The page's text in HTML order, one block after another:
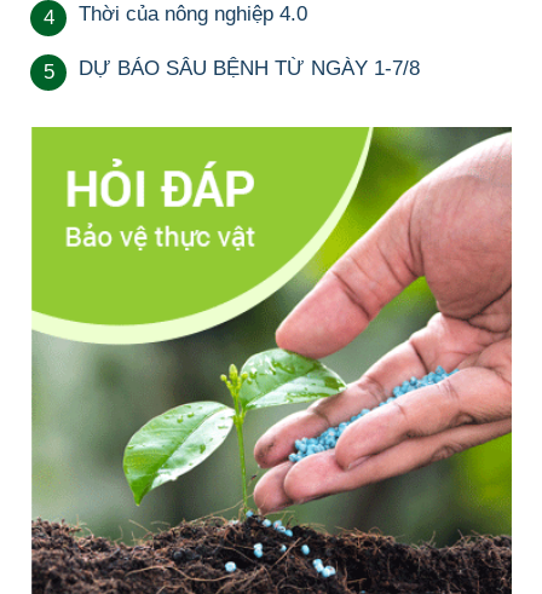
4 Thời của nông nghiệp 4.0
5 DỰ BÁO SÂU BỆNH TỪ NGÀY 1-7/8